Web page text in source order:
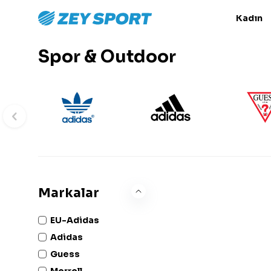
Kadın
Spor & Outdoor
Markalar
EU-Adidas
Adidas
Guess